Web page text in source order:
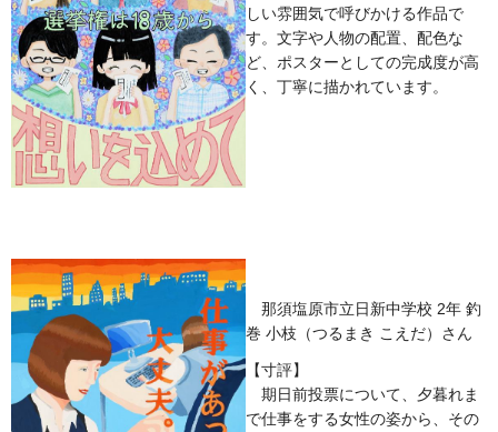
しい雰囲気で呼びかける作品で
す。文字や人物の配置、配色な
ど、ポスターとしての完成度が高
く、丁寧に描かれています。
那須塩原市立日新中学校 2年 釣
巻 小枝（つるまき こえだ）さん
【寸評】
期日前投票について、夕暮れま
で仕事をする女性の姿から、その